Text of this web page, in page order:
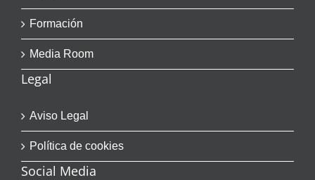
Formación
Media Room
Legal
Aviso Legal
Política de cookies
Social Media